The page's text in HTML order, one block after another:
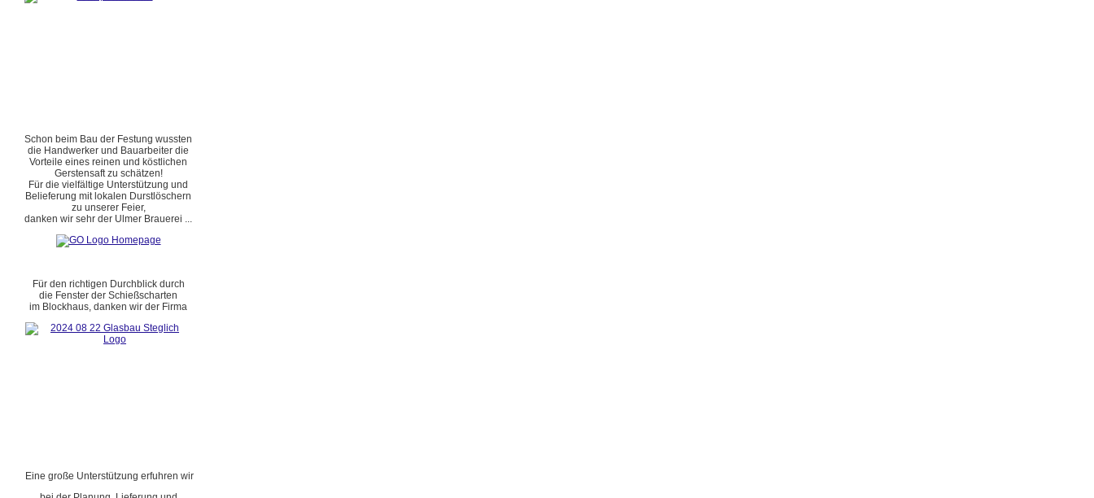
Schon beim Bau der Festung wussten
die Handwerker und Bauarbeiter die
Vorteile eines reinen und köstlichen
Gerstensaft zu schätzen!
Für die vielfältige Unterstützung und
Belieferung mit lokalen Durstlöschern
zu unserer Feier,
danken wir sehr der Ulmer Brauerei ...
Für den richtigen Durchblick durch
die Fenster der Schießscharten
im Blockhaus, danken wir der Firma
Eine große Unterstützung erfuhren wir